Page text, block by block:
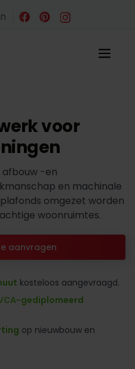
voor
afbouw -en
en machinale
omgezet worden
woonruimtes.
aanvragen
kosteloos aangevraagd.
gediplomeerd
op nieuwbouw en